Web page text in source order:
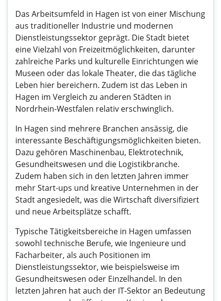
Das Arbeitsumfeld in Hagen ist von einer Mischung
aus traditioneller Industrie und modernen
Dienstleistungssektor geprägt. Die Stadt bietet
eine Vielzahl von Freizeitmöglichkeiten, darunter
zahlreiche Parks und kulturelle Einrichtungen wie
Museen oder das lokale Theater, die das tägliche
Leben hier bereichern. Zudem ist das Leben in
Hagen im Vergleich zu anderen Städten in
Nordrhein-Westfalen relativ erschwinglich.
In Hagen sind mehrere Branchen ansässig, die
interessante Beschäftigungsmöglichkeiten bieten.
Dazu gehören Maschinenbau, Elektrotechnik,
Gesundheitswesen und die Logistikbranche.
Zudem haben sich in den letzten Jahren immer
mehr Start-ups und kreative Unternehmen in der
Stadt angesiedelt, was die Wirtschaft diversifiziert
und neue Arbeitsplätze schafft.
Typische Tätigkeitsbereiche in Hagen umfassen
sowohl technische Berufe, wie Ingenieure und
Facharbeiter, als auch Positionen im
Dienstleistungssektor, wie beispielsweise im
Gesundheitswesen oder Einzelhandel. In den
letzten Jahren hat auch der IT-Sektor an Bedeutung